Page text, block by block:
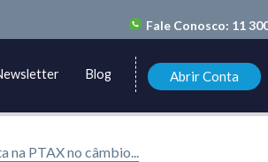
Fale Conosco: 11
Blog Abrir Conta
na PTAX no câmbio...